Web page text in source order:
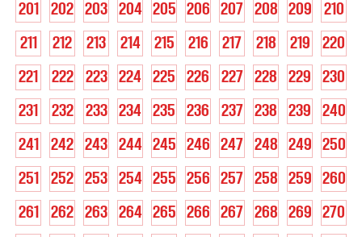
201
202 203 204 205 206 207 208 209
210
211
212 213 214 215 216 217 218 219
220
221
222 223 224 225 226 227 228 229
230
231
232 233 234 235 236 237 238 239
240
241
242 243 244 245 246 247 248 249
250
251
252 253 254 255 256 257 258 259
260
261
262 263 264 265 266 267 268 269
270